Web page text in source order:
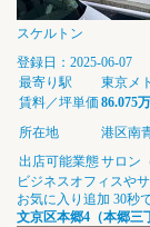
スケルトン
登録日：2025-06-07
最寄り駅
東京メ
賃料／坪単価 86.075
所在地
港区南
出店可能業態サロン
ビジネスオフィスや
お気に入り追加 30秒
文京区本郷4（本郷三